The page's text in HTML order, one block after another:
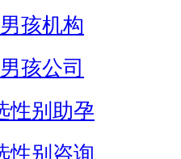
孩机构
孩公司
性别助孕
性别咨询